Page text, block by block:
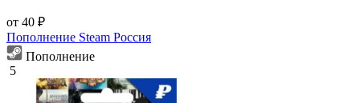
от 40 ₽
Пополнение Steam Россия
Пополнение
5